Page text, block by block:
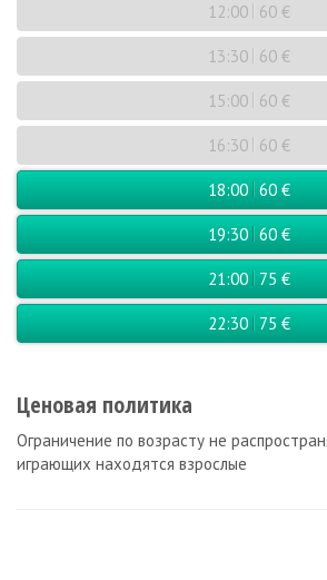
12:00 60 €
13:30 60 €
15:00 60 €
16:30 60 €
18:00 60 €
19:30 60 €
21:00 75 €
22:30 75 €
Ценовая политика
Ограничение по возрасту не
играющих находятся взрослые